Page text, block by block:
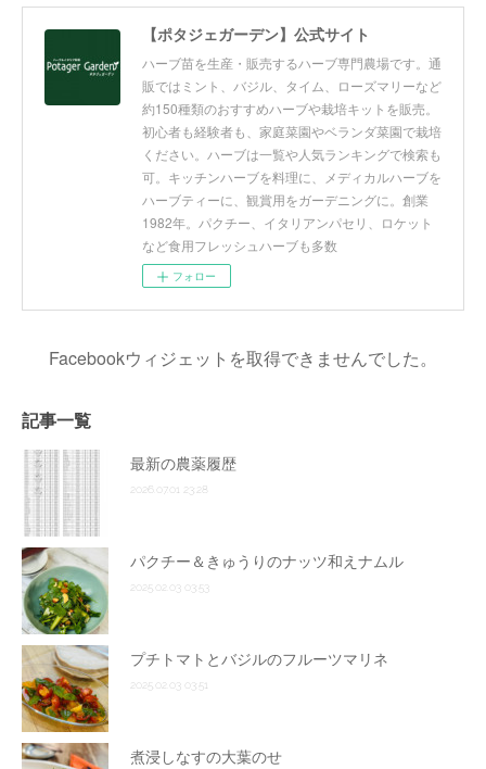
【ポタジェガーデン】公式サイト
ハーブ苗を生産・販売するハーブ専門農場です。通
販ではミント、バジル、タイム、ローズマリーなど
約150種類のおすすめハーブや栽培キットを販売。
初心者も経験者も、家庭菜園やベランダ菜園で栽培
ください。ハーブは一覧や人気ランキングで検索も
可。キッチンハーブを料理に、メディカルハーブを
ハーブティーに、観賞用をガーデニングに。創業
1982年。パクチー、イタリアンパセリ、ロケット
など食用フレッシュハーブも多数
フォロー
Facebookウィジェットを取得できませんでした。
記事一覧
最新の農薬履歴
2026.07.01 23:28
パクチー＆きゅうりのナッツ和えナムル
2025.02.03 03:53
プチトマトとバジルのフルーツマリネ
2025.02.03 03:51
煮浸しなすの大葉のせ